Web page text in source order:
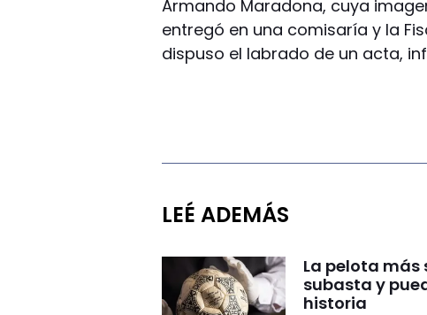
Armando Maradona, cuya
entregó en una comisaría y la
dispuso el labrado de un acta,
LEÉ ADEMÁS
La pelota
subasta y
historia